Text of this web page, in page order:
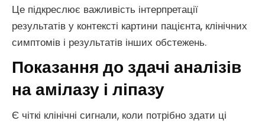
Це підкреслює важливість інтерпретації
результатів у контексті картини пацієнта, клінічних
симптомів і результатів інших обстежень.
Показання до здачі аналізів
на амілазу і ліпазу
Є чіткі клінічні сигнали, коли потрібно здати ці